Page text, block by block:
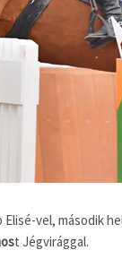
vel, második
t Jégvirággal.